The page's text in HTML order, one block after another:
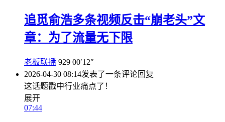
追觅俞浩多条视频反击“崩老头”文
章：为了流量无下限
老板联播 929 00′12″
2026-04-30 08:14发表了一条评论回复
这话题戳中行业痛点了！
展开
07:44